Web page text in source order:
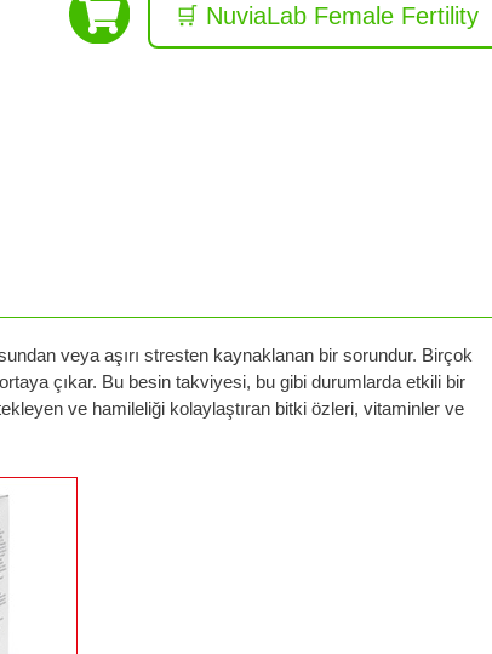
🛒 NuviaLab Female Fertility
veya aşırı stresten kaynaklanan bir sorundur. Birçok
çıkar. Bu besin takviyesi, bu gibi durumlarda etkili bir
ve hamileliği kolaylaştıran bitki özleri, vitaminler ve